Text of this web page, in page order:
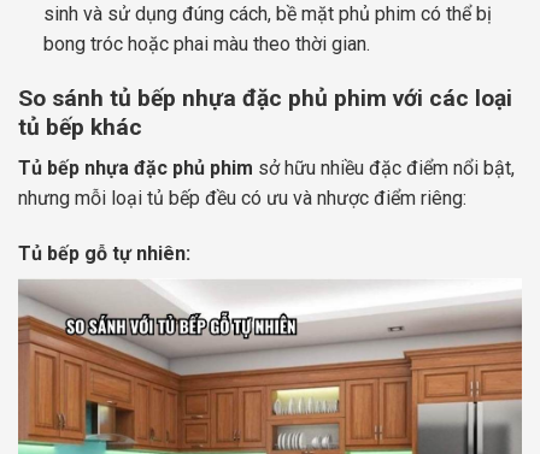
sinh và sử dụng đúng cách, bề mặt phủ phim có thể bị
bong tróc hoặc phai màu theo thời gian.
So sánh tủ bếp nhựa đặc phủ phim với các loại
tủ bếp khác
Tủ bếp nhựa đặc phủ phim sở hữu nhiều đặc điểm nổi bật,
nhưng mỗi loại tủ bếp đều có ưu và nhược điểm riêng:
Tủ bếp gỗ tự nhiên: